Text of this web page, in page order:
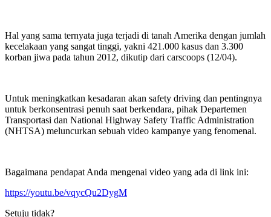
Hal yang sama ternyata juga terjadi di tanah Amerika dengan jumlah
kecelakaan yang sangat tinggi, yakni 421.000 kasus dan 3.300
korban jiwa pada tahun 2012, dikutip dari carscoops (12/04).
Untuk meningkatkan kesadaran akan safety driving dan pentingnya
untuk berkonsentrasi penuh saat berkendara, pihak Departemen
Transportasi dan National Highway Safety Traffic Administration
(NHTSA) meluncurkan sebuah video kampanye yang fenomenal.
Bagaimana pendapat Anda mengenai video yang ada di link ini:
https://youtu.be/vqycQu2DygM
Setuju tidak?